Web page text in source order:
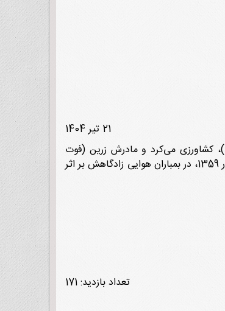
21 تیر 1404
رسول رسولی 7 بهمن 1331 در روستای شین‌آباد از توابع پیرانشهر در آذربایجان غربی دیده به جهان گشود. پدرش خضر (فوت 1347)، کشاورزی می‌کرد و مادرش زرین (فوت
1336) نام داشت. خواندن و نوشتن نمی‌دانست. او نیز کشاورز بود. سال 1349 ازدواج کرد و صاحب سه پسر و دو دختر شد. 29 شهریور 1359، در بمباران هوایی زادگاهش بر اثر
تعداد بازدید: 171